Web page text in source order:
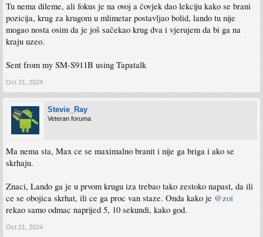
Tu nema dileme, ali fokus je na ovoj a čovjek dao lekciju kako se brani
pozicija, krug za krugom u mlimetar postavljao bolid, lando tu nije
mogao nosta osim da je još sačekao krug dva i vjerujem da bi ga na
kraju uzeo.
Sent from my SM-S911B using Tapatalk
Oct 21, 2024
Stevie_Ray
Veteran foruma
Ma nema sta, Max ce se maximalno branit i nije ga briga i ako se
skrhaju.
Znaci, Lando ga je u prvom krugu iza trebao tako zestoko napast, da ili
ce se obojica skrhat, ili ce ga proc van staze. Onda kako je @zoi
rekao samo odmac naprijed 5, 10 sekundi, kako god.
Oct 21, 2024